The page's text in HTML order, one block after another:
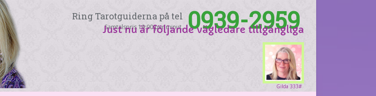
Ring Tarotguiderna på tel
Samtalspris 19:90 per minut. 0939-2959
Just nu är följande vägledare tillgängliga
Gilda 333#